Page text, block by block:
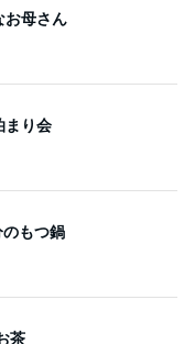
お母さん
まり会
もつ鍋
茶